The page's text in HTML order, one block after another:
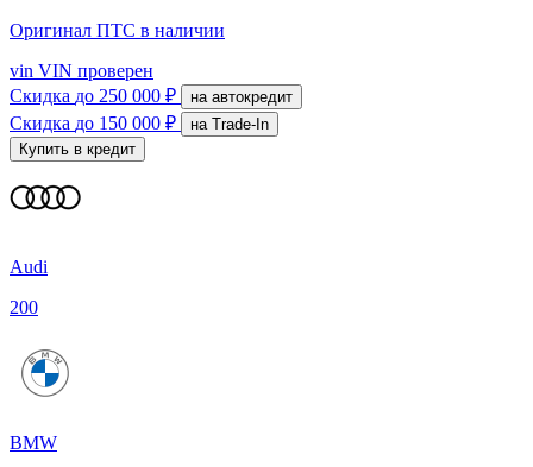
Оригинал ПТС в наличии
vin VIN проверен
Скидка до 250 000 ₽ на автокредит
Скидка до 150 000 ₽
на Trade-In
Купить в кредит
Audi
200
BMW